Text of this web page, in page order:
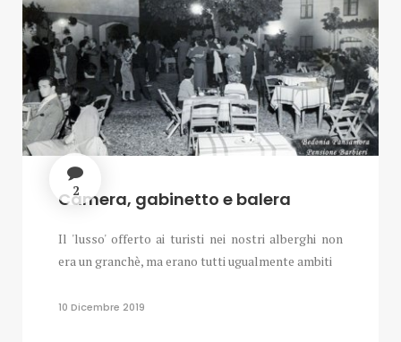
2
Camera, gabinetto e balera
Il 'lusso' offerto ai turisti nei nostri alberghi non
era un granchè, ma erano tutti ugualmente ambiti
10 Dicembre 2019